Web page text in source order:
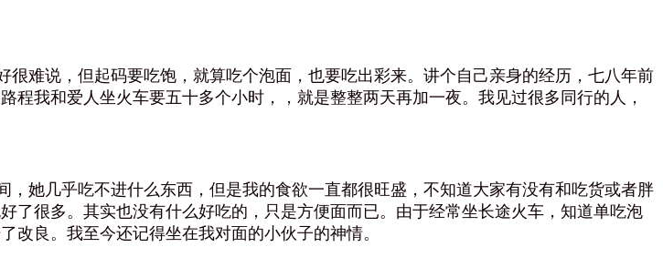
难说，但起码要吃饱，就算吃个泡面，也要吃出彩来。讲个自己亲身的经历，七八年前
我和爱人坐火车要五十多个小时，，就是整整两天再加一夜。我见过很多同行的人，
她几乎吃不进什么东西，但是我的食欲一直都很旺盛，不知道大家有没有和吃货或者胖
了很多。其实也没有什么好吃的，只是方便面而已。由于经常坐长途火车，知道单吃泡
改良。我至今还记得坐在我对面的小伙子的神情。